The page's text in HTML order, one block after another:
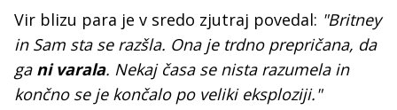
Vir blizu para je v sredo zjutraj povedal: "Britney
in Sam sta se razšla. Ona je trdno prepričana, da
ga ni varala. Nekaj časa se nista razumela in
končno se je končalo po veliki eksploziji."